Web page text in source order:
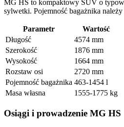
MG HS to kompaktowy SUV o
sylwetki. Pojemność bagażnika
Parametr
Wartość
Długość
4574 mm
Szerokość
1876 mm
Wysokość
1664 mm
Rozstaw osi
2720 mm
Pojemność bagażnika 463-1454 l
Masa własna
1555-1775 kg
Osiągi i prowadzenie MG HS